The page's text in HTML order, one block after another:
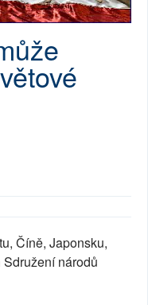
Číně, Japonsku,
národů